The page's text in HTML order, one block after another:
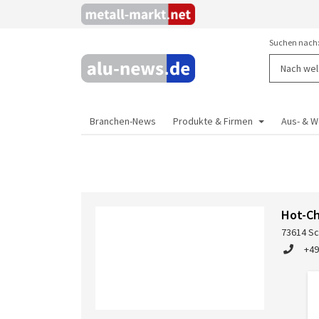
Suchen
Branchen-News Produkte & Firmen Aus- &
Hot-
73614